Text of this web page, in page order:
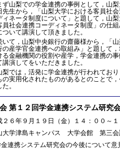
山梨での学金連携の事例として，山梨
先生から，「山梨大学における客員社会
ィネータ制度について」と題して，山
員社会連携コーディネータ制度」の仕
ついて講演して頂きました。
て，山梨中央銀行の齋藤様から，「山
の産学官金連携への取組み」と題して
る金融機関の役割や産学，学金連携の
講演してをいただきました。
では，活発に学金連携が行われており
の実用化されたものがあるとのことで
。
会 第１２回学金連携システム研究
２６年９月１９日（金）１４：００～１
大学津島キャンパス 大学会館 第三会
金連携システム研究会の今後について意